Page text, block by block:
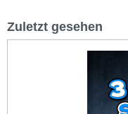
Zuletzt gesehen